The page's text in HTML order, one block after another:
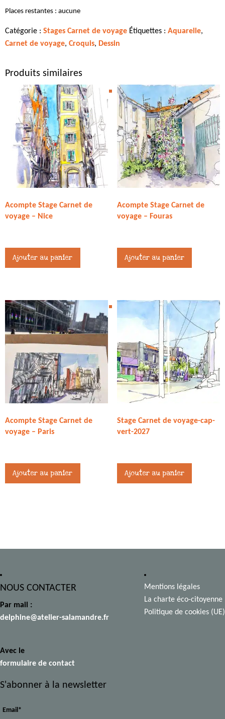
Places restantes : aucune
Catégorie : Stages Carnet de voyage Étiquettes : Aquarelle,
Carnet de voyage, Croquis, Dessin
Produits similaires
Acompte Stage Carnet de
voyage – Nice
Ajouter au panier
Acompte Stage Carnet de
voyage – Fouras
Ajouter au panier
Acompte Stage Carnet de
voyage – Paris
Ajouter au panier
peuvent
Stage Carnet de voyage-cap-
vert-2027
Ajouter au panier
NOUS CONTACTER
Par mail :
delphine@atelier-salamandre.fr
Avec le
formulaire de contact
Mentions légales
La charte éco-citoyenne
Politique de cookies (UE)
S'abonner à la newsletter
Email*